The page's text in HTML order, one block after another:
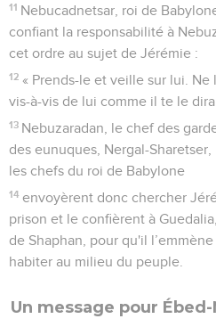
11 Nebucadnetsar, roi de
confiant la responsabilité à
cet ordre au sujet de Jérémie :
12 « Prends-le et veille sur lui. Ne
vis-à-vis de lui comme il te le
13 Nebuzaradan, le chef des
des eunuques, Nergal-
les chefs du roi de Babylone
14 envoyèrent donc chercher
prison et le confièrent à
de Shaphan, pour qu'il
habiter au milieu du peuple.
Un message pour